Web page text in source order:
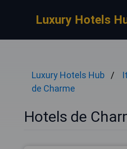
Luxury Hotels
Luxury Hotels Hub
de Charme
Hotels de